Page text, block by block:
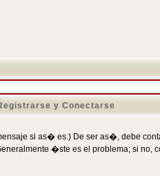
y Conectarse
si as� es.) De ser as�, debe
�ste es el problema; si no,